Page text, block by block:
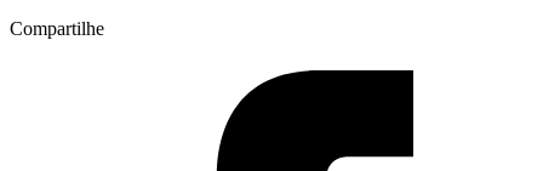
Compartilhe